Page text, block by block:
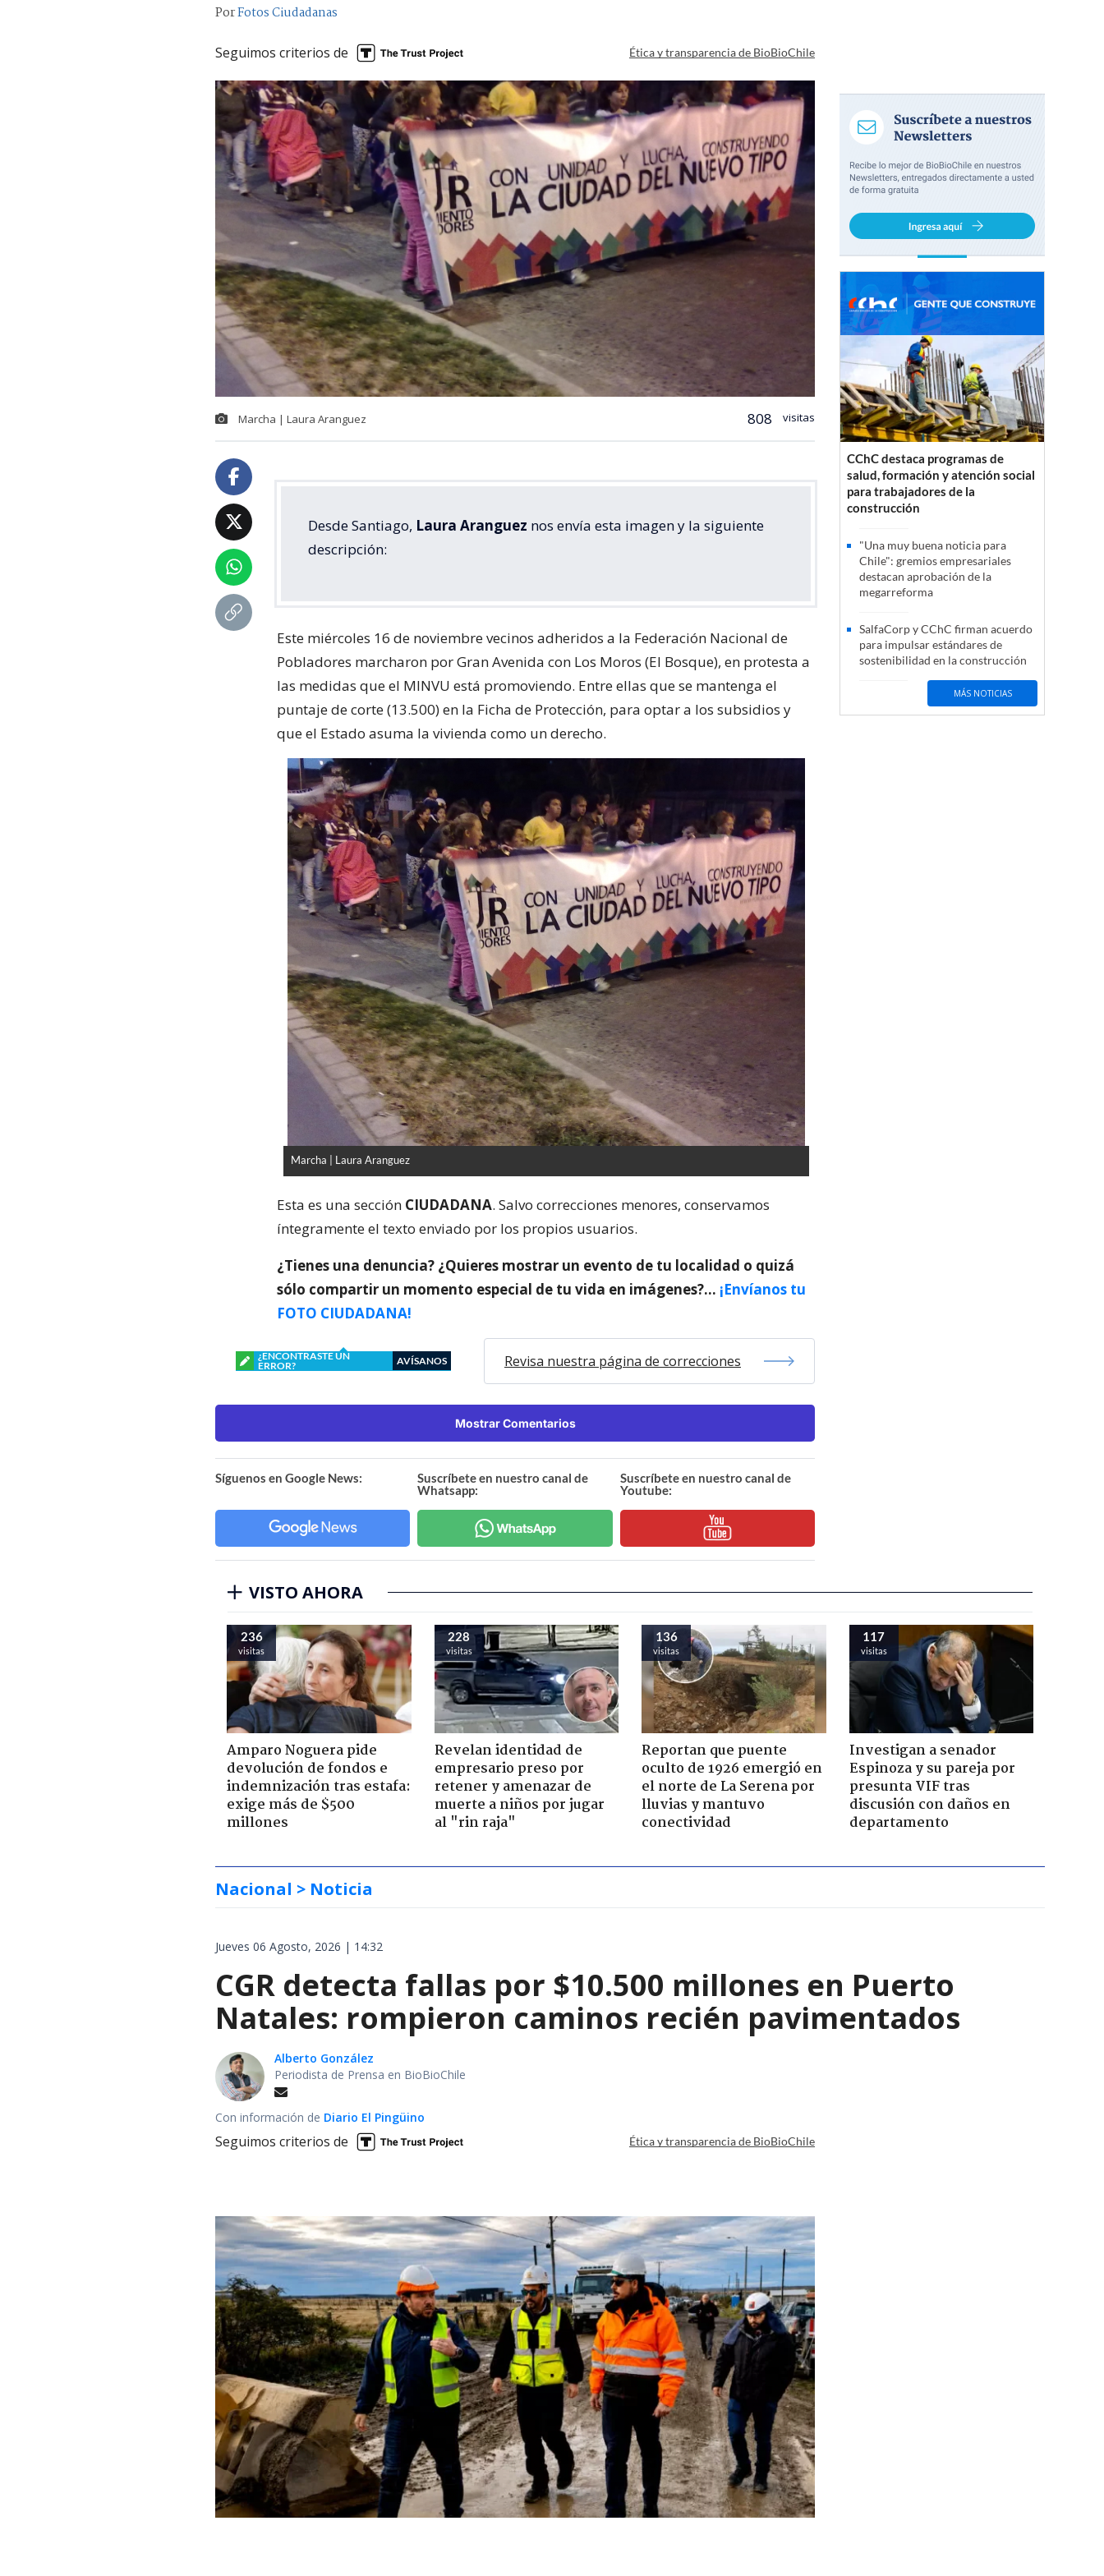
PorFotos Ciudadanas
Seguimos criterios de Ética y transparencia de BioBioChile
Marcha | Laura Aranguez 808 visitas
Desde Santiago, Laura Aranguez nos envía esta imagen y la siguiente
descripción:
Este miércoles 16 de noviembre vecinos adheridos a la Federación Nacional de
Pobladores marcharon por Gran Avenida con Los Moros (El Bosque), en protesta a
las medidas que el MINVU está promoviendo. Entre ellas que se mantenga el
puntaje de corte (13.500) en la Ficha de Protección, para optar a los subsidios y
que el Estado asuma la vivienda como un derecho.
Marcha | Laura Aranguez
Esta es una sección CIUDADANA. Salvo correcciones menores, conservamos
íntegramente el texto enviado por los propios usuarios.
¿Tienes una denuncia? ¿Quieres mostrar un evento de tu localidad o quizá
sólo compartir un momento especial de tu vida en imágenes?… ¡Envíanos tu
FOTO CIUDADANA!
¿ENCONTRASTE UN
ERROR?
AVÍSANOS Revisa nuestra página de correcciones
Mostrar Comentarios
Síguenos en Google News:
Suscríbete en nuestro canal de
Whatsapp:
Suscríbete en nuestro canal de
Youtube:
CChC destaca programas de
salud, formación y atención social
para trabajadores de la
construcción
"Una muy buena noticia para
Chile": gremios empresariales
destacan aprobación de la
megarreforma
SalfaCorp y CChC firman acuerdo
para impulsar estándares de
sostenibilidad en la construcción
MÁS NOTICIAS
VISTO AHORA
236
visitas
Amparo Noguera pide
devolución de fondos e
indemnización tras estafa:
exige más de $500
millones
228
visitas
Revelan identidad de
empresario preso por
retener y amenazar de
muerte a niños por jugar
al "rin raja"
136
visitas
Reportan que puente
oculto de 1926 emergió en
el norte de La Serena por
lluvias y mantuvo
conectividad
117
visitas
Investigan a senador
Espinoza y su pareja por
presunta VIF tras
discusión con daños en
departamento
Nacional > Noticia
Jueves 06 Agosto, 2026 | 14:32
CGR detecta fallas por $10.500 millones en Puerto
Natales: rompieron caminos recién pavimentados
Alberto González
Periodista de Prensa en BioBioChile
Con información de Diario El Pingüino
Seguimos criterios de Ética y transparencia de BioBioChile